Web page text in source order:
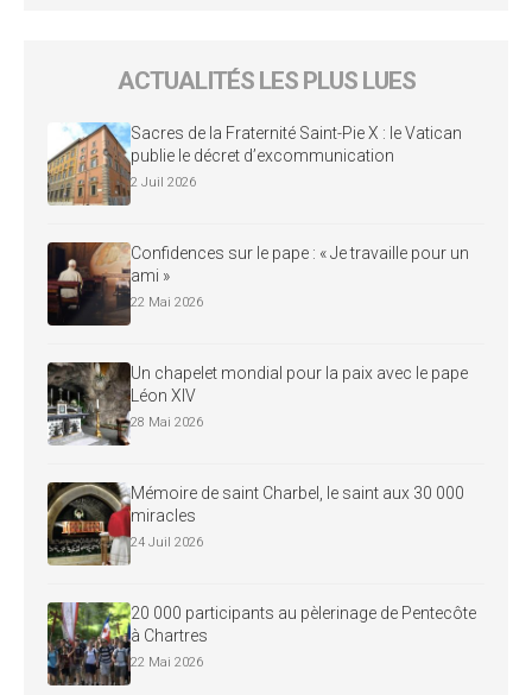
ACTUALITÉS LES PLUS LUES
Sacres de la Fraternité Saint-Pie X : le Vatican
publie le décret d’excommunication
2 Juil 2026
Confidences sur le pape : « Je travaille pour un
ami »
22 Mai 2026
Un chapelet mondial pour la paix avec le pape
Léon XIV
28 Mai 2026
Mémoire de saint Charbel, le saint aux 30 000
miracles
24 Juil 2026
20 000 participants au pèlerinage de Pentecôte
à Chartres
22 Mai 2026